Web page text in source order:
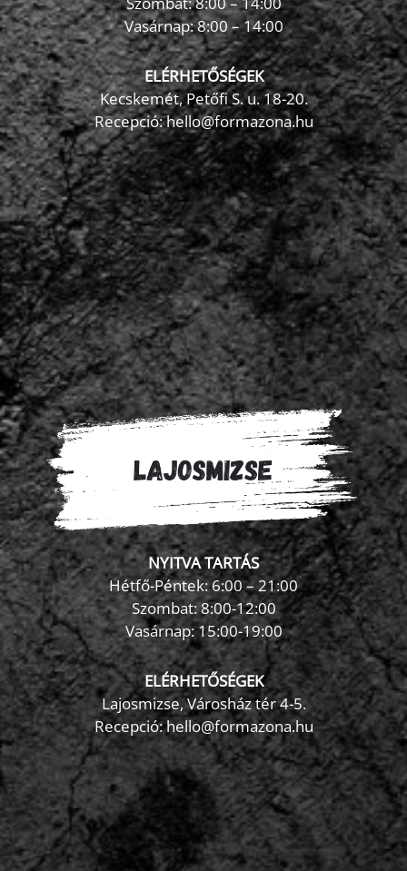
Vasárnap: 8:00 – 14:00
ELÉRHETŐSÉGEK
Kecskemét, Petőfi S. u. 18-20.
Recepció: hello@formazona.hu
NYITVA TARTÁS
Hétfő-Péntek: 6:00 – 21:00
Szombat: 8:00-12:00
Vasárnap: 15:00-19:00
ELÉRHETŐSÉGEK
Lajosmizse, Városház tér 4-5.
Recepció:hello@formazona.hu
FormaZona chatbot ×